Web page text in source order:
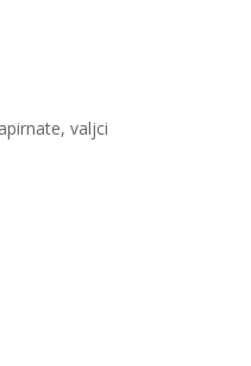
valjci